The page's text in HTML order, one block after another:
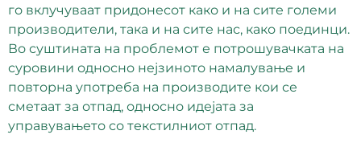
го вклучуваат придонесот како и на сите големи
производители, така и на сите нас, како поединци.
Во суштината на проблемот е потрошувачката на
суровини односно нејзиното намалување и
повторна употреба на производите кои се
сметаат за отпад, односно идејата за
управувањето со текстилниот отпад.